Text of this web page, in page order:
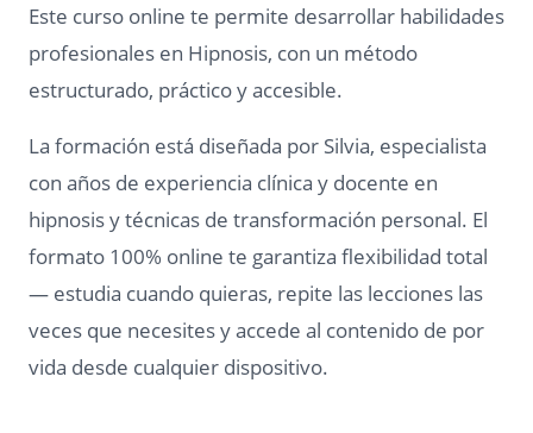
Este curso online te permite desarrollar habilidades
profesionales en Hipnosis, con un método
estructurado, práctico y accesible.
La formación está diseñada por Silvia, especialista
con años de experiencia clínica y docente en
hipnosis y técnicas de transformación personal. El
formato 100% online te garantiza flexibilidad total
— estudia cuando quieras, repite las lecciones las
veces que necesites y accede al contenido de por
vida desde cualquier dispositivo.